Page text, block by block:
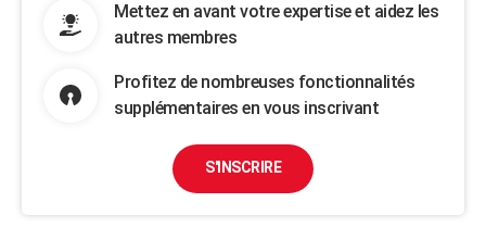
Mettez en avant votre expertise et aidez les
autres membres
Profitez de nombreuses fonctionnalités
supplémentaires en vous inscrivant
S'INSCRIRE